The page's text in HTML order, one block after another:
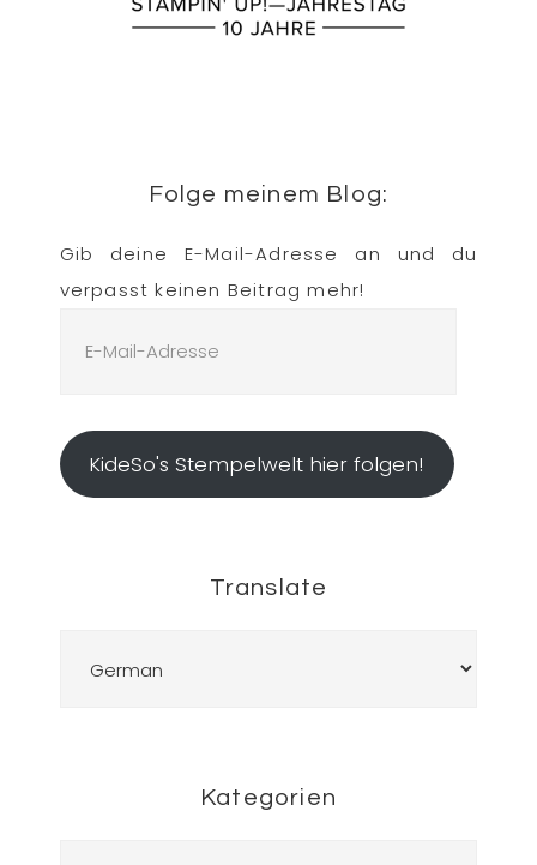
Folge meinem Blog:
Gib deine E-Mail-Adresse an und du
verpasst keinen Beitrag mehr!
Mail-
KideSo's Stempelwelt hier folgen!
Translate
Kategorien